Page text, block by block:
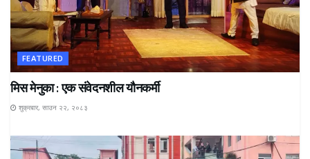
FEATURED
मिस मेनुका : एक संवेदनशील यौनकर्मी
शुक्रबार, साउन २२, २०८३